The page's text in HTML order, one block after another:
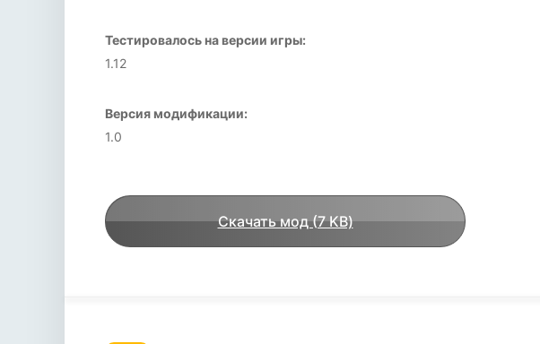
Тестировалось на версии игры:
1.12
Версия модификации:
1.0
Скачать мод (7 KB)